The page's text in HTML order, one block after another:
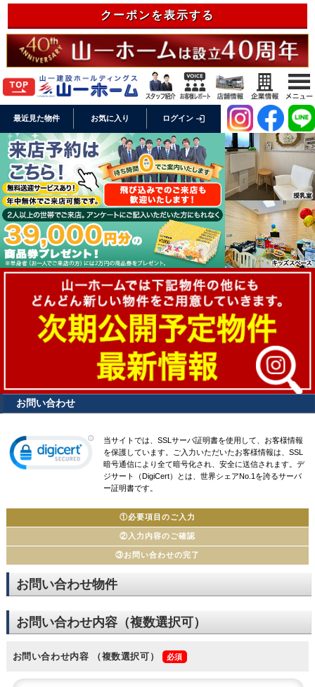
クーポンを表示する
最近見た物件 お気に入り ログイン login
お問い合わせ
当サイトでは、SSLサーバ証明書を使用して、お客様情報
を保護しています。ご入力いただいたお客様情報は、SSL
暗号通信により全て暗号化され、安全に送信されます。デ
ジサート（DigiCert）とは、世界シェアNo.1を誇るサーバ
ー証明書です。
①必要項目のご入力
②入力内容のご確認
③お問い合わせの完了
お問い合わせ物件
お問い合わせ内容（複数選択可）
お問い合わせ内容 （複数選択可）